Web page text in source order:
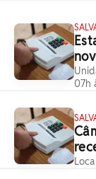
07h